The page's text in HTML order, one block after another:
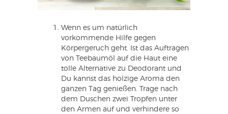
Wenn es um natürlich
vorkommende Hilfe gegen
Körpergeruch geht. Ist das Auftragen
von Teebaumöl auf die Haut eine
tolle Alternative zu Deodorant und
Du kannst das holzige Aroma den
ganzen Tag genießen. Trage nach
dem Duschen zwei Tropfen unter
den Armen auf und verhindere so